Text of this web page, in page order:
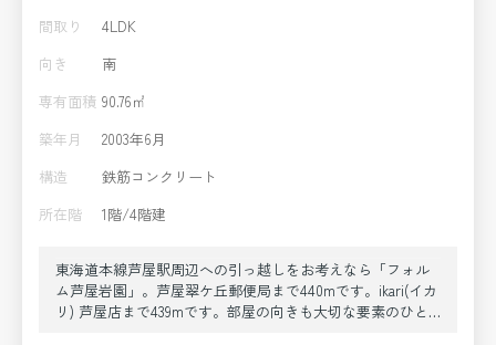
間取り
4LDK
向き
南
専有面積 90.76㎡
築年月
2003年6月
構造
鉄筋コンクリート
所在階
1階/4階建
東海道本線芦屋駅周辺への引っ越しをお考えなら「フォル
ム芦屋岩園」。芦屋翠ケ丘郵便局まで440mです。ikari(イカ
リ) 芦屋店まで439mです。部屋の向きも大切な要素のひと